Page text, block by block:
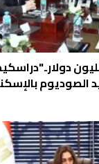
200 مليون
الصوديوم